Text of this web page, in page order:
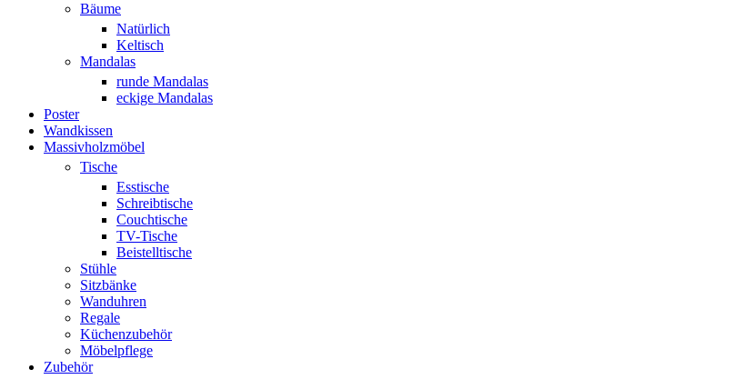
Bäume
Natürlich
Keltisch
Mandalas
runde Mandalas
eckige Mandalas
Poster
Wandkissen
Massivholzmöbel
Tische
Esstische
Schreibtische
Couchtische
TV-Tische
Beistelltische
Stühle
Sitzbänke
Wanduhren
Regale
Küchenzubehör
Möbelpflege
Zubehör